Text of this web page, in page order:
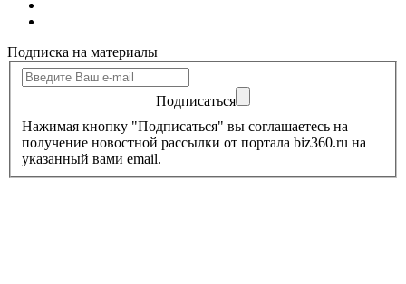
Подписка на материалы
Подписаться
Нажимая кнопку "Подписаться" вы соглашаетесь на
получение новостной рассылки от портала biz360.ru на
указанный вами email.